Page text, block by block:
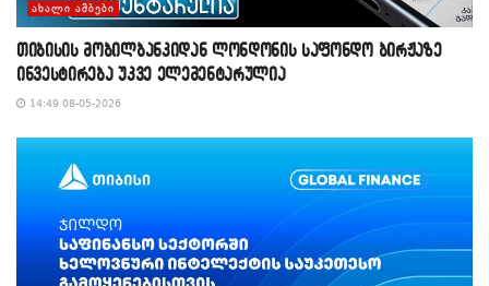
ᲐᲮᲐᲚᲘ ᲐᲛᲑᲔᲑᲘ
თიბისის მობილბანკიდან ლონდონის საფონდო ბირჟაზე
ინვესტირება უკვე ელემენტარულია
14:49 08-05-2026